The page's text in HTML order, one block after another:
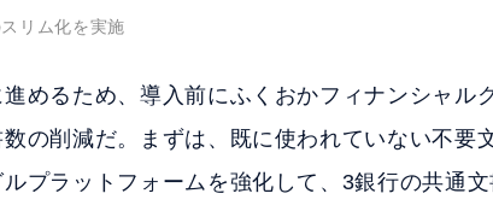
リム化を実施
めるため、導入前にふくおかフィナンシャル
の削減だ。まずは、既に使われていない不要
プラットフォームを強化して、3銀行の共通